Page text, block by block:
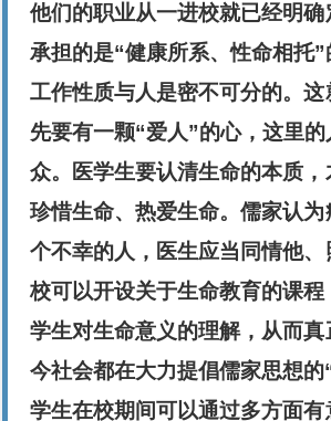
他们的职业从一进校就已经明
承担的是“健康所系、性命相托
工作性质与人是密不可分的。
先要有一颗“爱人”的心，这里
众。医学生要认清生命的本质，
珍惜生命、热爱生命。儒家认
个不幸的人，医生应当同情他
校可以开设关于生命教育的课
学生对生命意义的理解，从而真
今社会都在大力提倡儒家思想的
学生在校期间可以通过多方面